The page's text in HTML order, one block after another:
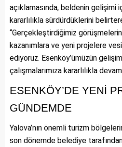
açıklamasında, beldenin gelişimi
kararlılıkla sürdürdüklerini
“Gerçekleştirdiğimiz
kazanımlara ve yeni projelere
ediyoruz. Esenköy’ümüzün
çalışmalarımıza kararlılıkla
ESENKÖY’DE YENİ
GÜNDEMDE
Yalova’nın önemli turizm
son dönemde belediye